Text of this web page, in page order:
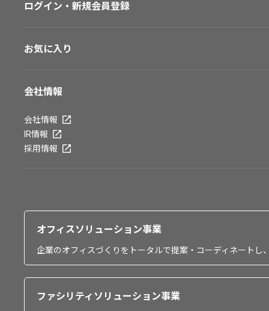
ログイン・新規会員登録
お気に入り
会社情報
会社情報
IR情報
採用情報
オフィスソリューション事業
企業のオフィスづくりをトータルで提案・コーディネート
ファシリティソリューション事業